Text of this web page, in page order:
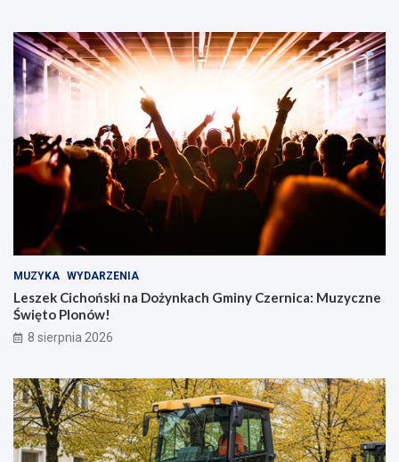
MUZYKA WYDARZENIA
Leszek Cichoński na Dożynkach Gminy Czernica: Muzyczne
Święto Plonów!
8 sierpnia 2026